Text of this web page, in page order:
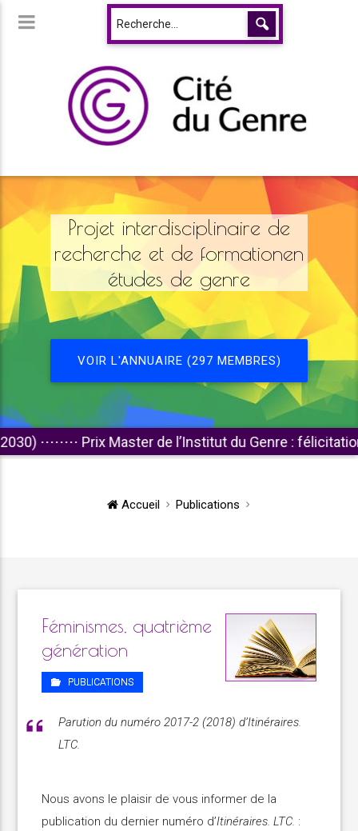
Projet interdisciplinaire de
recherche et de formationen
études de genre
VOIR L'ANNUAIRE (297 MEMBRES)
Prix Master de l’Institut du Genre : félicitations aux
Accueil Publications
Féminismes, quatrième
génération
PUBLICATIONS
Parution du numéro 2017-2 (2018) d’Itinéraires.
LTC.
Nous avons le plaisir de vous informer de la
publication du dernier numéro d’Itinéraires. LTC. :